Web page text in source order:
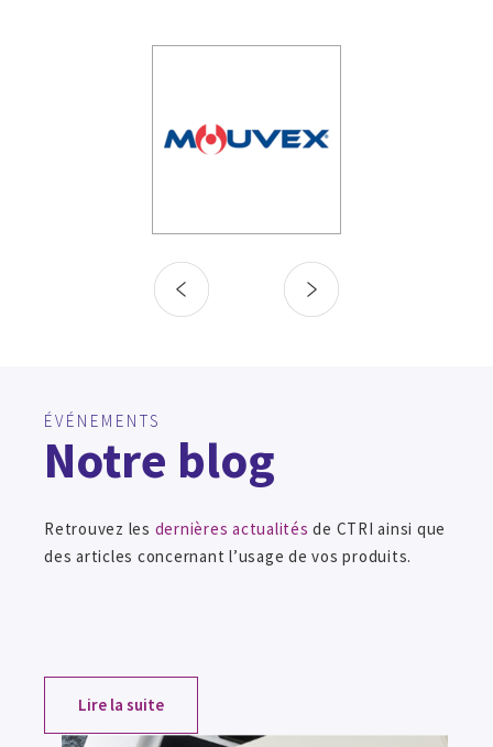
ÉVÉNEMENTS
Notre blog
Retrouvez les dernières actualités de CTRI ainsi que
des articles concernant l’usage de vos produits.
Lire la suite